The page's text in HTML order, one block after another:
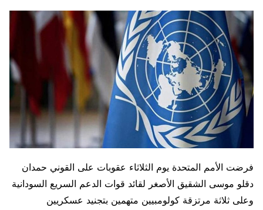
فرضت الأمم المتحدة يوم الثلاثاء عقوبات على القوني حمدان
دقلو موسى الشقيق الأصغر لقائد قوات الدعم السريع ‌السودانية
وعلى ثلاثة مرتزقة كولومبيين متهمين بتجنيد عسكريين